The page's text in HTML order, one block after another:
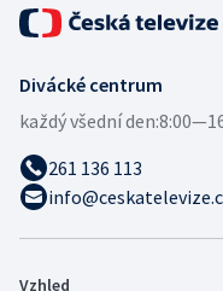
Divácké centrum
každý všední den:
261 136 113
Vzhled